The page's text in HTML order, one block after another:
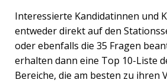
Interessierte Kandidatinnen und
entweder direkt auf den
oder ebenfalls die 35 Fragen
erhalten dann eine Top 10-Liste
Bereiche, die am besten zu ihren